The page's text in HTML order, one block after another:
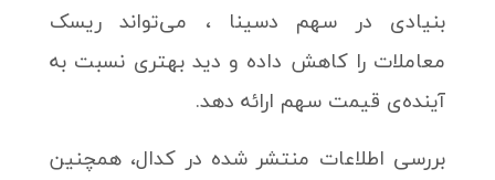
بنیادی در سهم دسینا ، می‌تواند ریسک
معاملات را کاهش داده و دید بهتری نسبت به
آینده‌ی قیمت سهم ارائه دهد.
بررسی اطلاعات منتشر شده در کدال، همچنین